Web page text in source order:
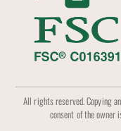
All rights reserved. Copying
consent of the owner